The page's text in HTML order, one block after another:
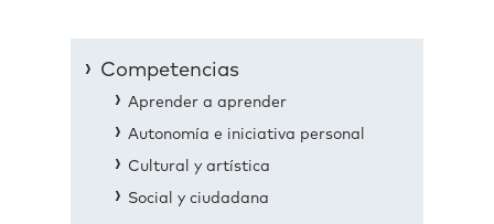
Competencias
Aprender a aprender
Autonomía e iniciativa personal
Cultural y artística
Social y ciudadana